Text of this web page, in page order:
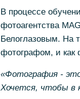
В процессе
фотоагентства
Белоглазовым. На
фотографом, и как
«Фотография -
Хочется, чтобы в